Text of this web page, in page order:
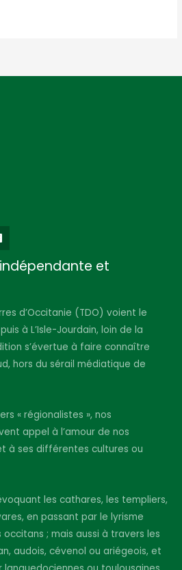
et
d’Occitanie (TDO) voient le
à L’Isle-Jourdain, loin de la
s’évertue à faire connaître
hors du sérail médiatique de
« régionalistes », nos
appel à l’amour de nos
à ses différentes cultures ou
les cathares, les templiers,
en passant par le lyrisme
; mais aussi à travers les
audois, cévenol ou ariégeois, et